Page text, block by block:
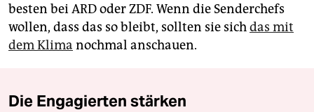
besten bei ARD oder ZDF. Wenn die Senderchefs
wollen, dass das so bleibt, sollten sie sichdas mit
dem Klima nochmal anschauen.
Die Engagierten stärken